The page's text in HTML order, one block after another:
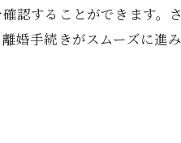
ポート
認することができます。
婚手続きがスムーズに進